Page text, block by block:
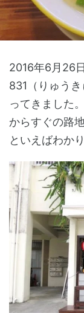
2016年6月26
831（りゅう
ってきました
からすぐの路
といえばわか